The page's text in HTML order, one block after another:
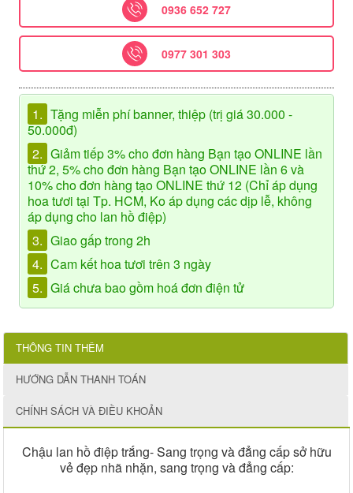
0936 652 727
0977 301 303
1. Tặng miễn phí banner, thiệp (trị giá 30.000 -
50.000đ)
2. Giảm tiếp 3% cho đơn hàng Bạn tạo ONLINE lần
thứ 2, 5% cho đơn hàng Bạn tạo ONLINE lần 6 và
10% cho đơn hàng tạo ONLINE thứ 12 (Chỉ áp dụng
hoa tươi tại Tp. HCM, Ko áp dụng các dịp lễ, không
áp dụng cho lan hồ điệp)
3. Giao gấp trong 2h
4. Cam kết hoa tươi trên 3 ngày
5. Giá chưa bao gồm hoá đơn điện tử
THÔNG TIN THÊM
HƯỚNG DẪN THANH TOÁN
CHÍNH SÁCH VÀ ĐIỀU KHOẢN
Chậu lan hồ điệp trắng- Sang trọng và đẳng cấp sở hữu
vẻ đẹp nhã nhặn, sang trọng và đẳng cấp: